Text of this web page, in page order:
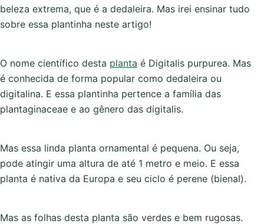
beleza extrema, que é a dedaleira. Mas irei ensinar tudo
sobre essa plantinha neste artigo!
O nome científico desta planta é Digitalis purpurea. Mas
é conhecida de forma popular como dedaleira ou
digitalina. E essa plantinha pertence a família das
plantaginaceae e ao gênero das digitalis.
Mas essa linda planta ornamental é pequena. Ou seja,
pode atingir uma altura de até 1 metro e meio. E essa
planta é nativa da Europa e seu ciclo é perene (bienal).
Mas as folhas desta planta são verdes e bem rugosas.